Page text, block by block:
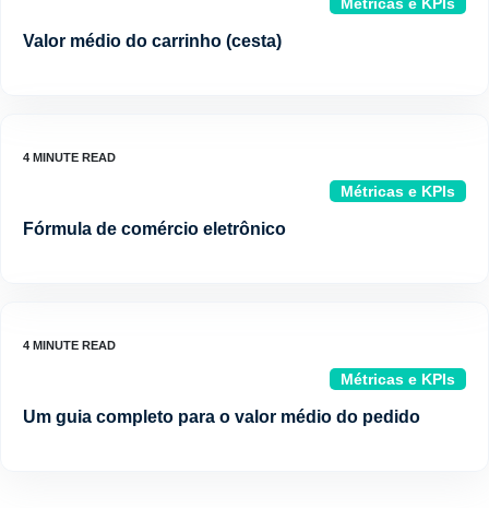
Valor médio do carrinho (cesta)
Métricas e KPIs
Fórmula de comércio eletrônico
Métricas e KPIs
Um guia completo para o valor médio do pedido